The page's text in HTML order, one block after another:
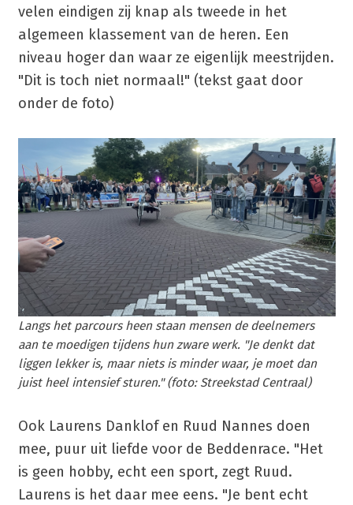
velen eindigen zij knap als tweede in het
algemeen klassement van de heren. Een
niveau hoger dan waar ze eigenlijk meestrijden.
"Dit is toch niet normaal!" (tekst gaat door
onder de foto)
Langs het parcours heen staan mensen de deelnemers
aan te moedigen tijdens hun zware werk. "Je denkt dat
liggen lekker is, maar niets is minder waar, je moet dan
juist heel intensief sturen." (foto: Streekstad Centraal)
Ook Laurens Danklof en Ruud Nannes doen
mee, puur uit liefde voor de Beddenrace. "Het
is geen hobby, echt een sport, zegt Ruud.
Laurens is het daar mee eens. "Je bent echt